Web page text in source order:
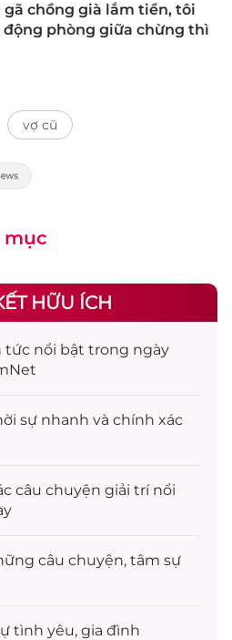
chồng già lắm tiền, tôi
phòng giữa chừng thì
vợ cũ
mục
HỮU ÍCH
tức nổi bật trong ngày
sự nhanh và chính xác
câu chuyện giải trínổi
câu chuyện, tâm sự
tình yêu, gia đình